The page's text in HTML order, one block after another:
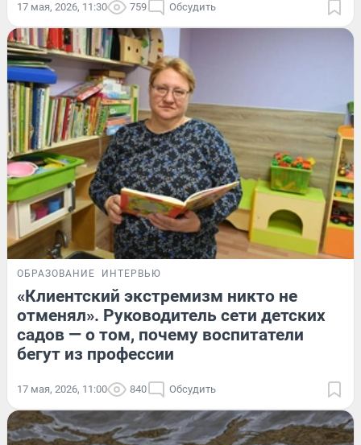
17 мая, 2026, 11:30 759 Обсудить
ОБРАЗОВАНИЕ ИНТЕРВЬЮ
«Клиентский экстремизм никто не
отменял». Руководитель сети детских
садов — о том, почему воспитатели
бегут из профессии
17 мая, 2026, 11:00 840 Обсудить